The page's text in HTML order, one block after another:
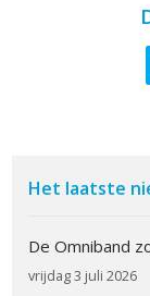
Het laatste
De Omniband
vrijdag 3 juli 2026